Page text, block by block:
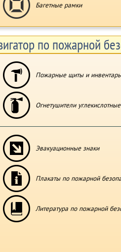
Багетные рамки
по пожарной
Пожарные щиты и инвентарь
Огнетушители углекислотные
Эвакуационные знаки
Плакаты по пожарной
Литература по пожарной